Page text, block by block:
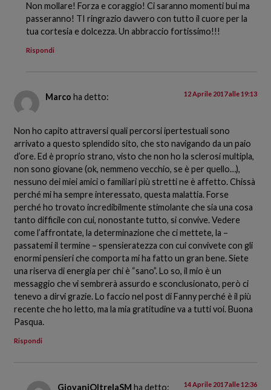
Non mollare! Forza e coraggio! Ci saranno momenti bui ma
passeranno! TI ringrazio davvero con tutto il cuore per la
tua cortesia e dolcezza. Un abbraccio fortissimo!!!
Rispondi
Marco ha detto: 12 Aprile 2017 alle 19:13
Non ho capito attraversi quali percorsi ipertestuali sono
arrivato a questo splendido sito, che sto navigando da un paio
d’ore. Ed è proprio strano, visto che non ho la sclerosi multipla,
non sono giovane (ok, nemmeno vecchio, se è per quello…),
nessuno dei miei amici o familiari più stretti ne è affetto. Chissà
perché mi ha sempre interessato, questa malattia. Forse
perché ho trovato incredibilmente stimolante che sia una cosa
tanto difficile con cui, nonostante tutto, si convive. Vedere
come l’affrontate, la determinazione che ci mettete, la –
passatemi il termine – spensieratezza con cui convivete con gli
enormi pensieri che comporta mi ha fatto un gran bene. Siete
una riserva di energia per chi è “sano”. Lo so, il mio è un
messaggio che vi sembrerà assurdo e sconclusionato, però ci
tenevo a dirvi grazie. Lo faccio nel post di Fanny perché è il più
recente che ho letto, ma la mia gratitudine va a tutti voi. Buona
Pasqua.
Rispondi
GiovaniOltrelaSM ha detto: 14 Aprile 2017 alle 12:36